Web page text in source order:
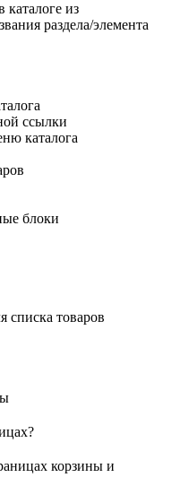
из
раздела/элемента
ссылки
каталога
блоки
списка товаров
?
корзины и